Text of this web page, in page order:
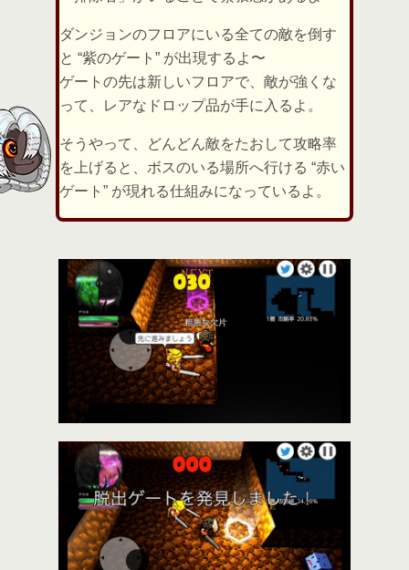
ダンジョンのフロアにいる全ての敵を倒す
と “紫のゲート” が出現するよ〜
ゲートの先は新しいフロアで、敵が強くな
って、レアなドロップ品が手に入るよ。
そうやって、どんどん敵をたおして攻略率
を上げると、ボスのいる場所へ行ける “赤い
ゲート” が現れる仕組みになっているよ。